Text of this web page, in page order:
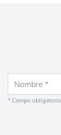
* Campo obligatorio